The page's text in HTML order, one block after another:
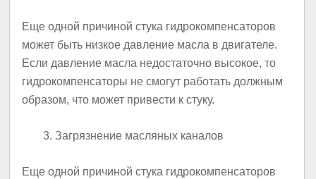
Еще одной причиной стука гидрокомпенсаторов
может быть низкое давление масла в двигателе.
Если давление масла недостаточно высокое, то
гидрокомпенсаторы не смогут работать должным
образом, что может привести к стуку.
Загрязнение масляных каналов
Еще одной причиной стука гидрокомпенсаторов